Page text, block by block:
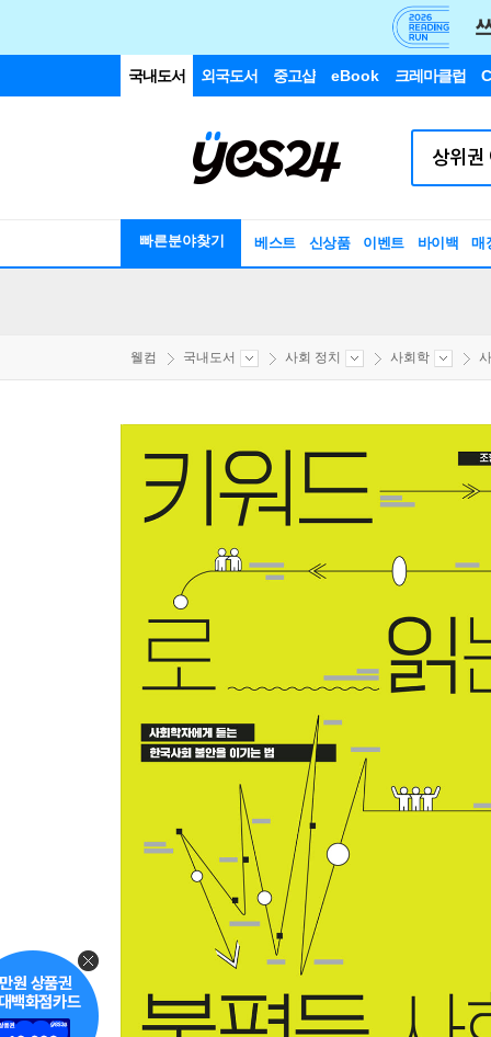
국내도서 외국도서 중고샵 eBook 크레마클럽
빠른분야찾기 베스트 신상품 이벤트 바이백 매
웰컴 국내도서 사회 정치 사회학